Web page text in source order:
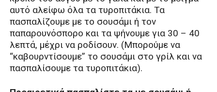
αυτό αλείφω όλα τα τυροπιτάκια. Τα
πασπαλίζουμε με το σουσάμι ή τον
παπαρουνόσπορο και τα ψήνουμε για 30 – 40
λεπτά, μέχρι να ροδίσουν. (Μπορούμε να
“καβουρντίσουμε” το σουσάμι στο γρίλ και να
πασπαλίσουμε τα τυροπιτάκια).